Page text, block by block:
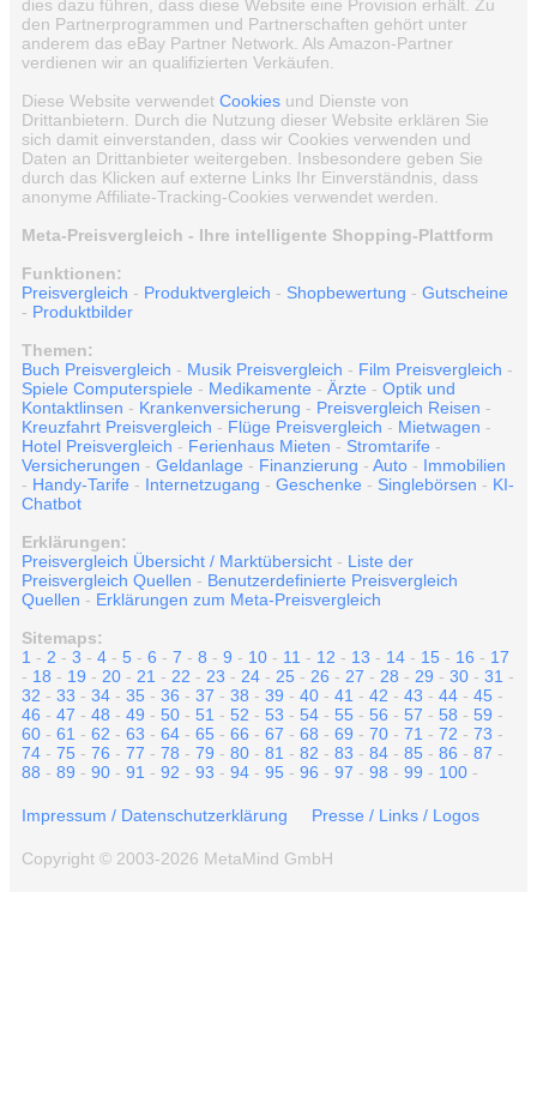
dies dazu führen, dass diese Website eine Provision erhält. Zu
den Partnerprogrammen und Partnerschaften gehört unter
anderem das eBay Partner Network. Als Amazon-Partner
verdienen wir an qualifizierten Verkäufen.
Diese Website verwendet Cookies und Dienste von
Drittanbietern. Durch die Nutzung dieser Website erklären Sie
sich damit einverstanden, dass wir Cookies verwenden und
Daten an Drittanbieter weitergeben. Insbesondere geben Sie
durch das Klicken auf externe Links Ihr Einverständnis, dass
anonyme Affiliate-Tracking-Cookies verwendet werden.
Meta-Preisvergleich - Ihre intelligente Shopping-Plattform
Funktionen:
Preisvergleich - Produktvergleich - Shopbewertung - Gutscheine
- Produktbilder
Themen:
Buch Preisvergleich - Musik Preisvergleich - Film Preisvergleich -
Spiele Computerspiele - Medikamente - Ärzte - Optik und
Kontaktlinsen - Krankenversicherung - Preisvergleich Reisen -
Kreuzfahrt Preisvergleich - Flüge Preisvergleich - Mietwagen -
Hotel Preisvergleich - Ferienhaus Mieten - Stromtarife -
Versicherungen - Geldanlage - Finanzierung - Auto - Immobilien
- Handy-Tarife - Internetzugang - Geschenke - Singlebörsen - KI-
Chatbot
Erklärungen:
Preisvergleich Übersicht / Marktübersicht - Liste der
Preisvergleich Quellen - Benutzerdefinierte Preisvergleich
Quellen - Erklärungen zum Meta-Preisvergleich
Sitemaps:
1 - 2 - 3 - 4 - 5 - 6 - 7 - 8 - 9 - 10 - 11 - 12 - 13 - 14 - 15 - 16 - 17
- 18 - 19 - 20 - 21 - 22 - 23 - 24 - 25 - 26 - 27 - 28 - 29 - 30 - 31 -
32 - 33 - 34 - 35 - 36 - 37 - 38 - 39 - 40 - 41 - 42 - 43 - 44 - 45 -
46 - 47 - 48 - 49 - 50 - 51 - 52 - 53 - 54 - 55 - 56 - 57 - 58 - 59 -
60 - 61 - 62 - 63 - 64 - 65 - 66 - 67 - 68 - 69 - 70 - 71 - 72 - 73 -
74 - 75 - 76 - 77 - 78 - 79 - 80 - 81 - 82 - 83 - 84 - 85 - 86 - 87 -
88 - 89 - 90 - 91 - 92 - 93 - 94 - 95 - 96 - 97 - 98 - 99 - 100 -
Impressum / Datenschutzerklärung Presse / Links / Logos
Copyright © 2003-2026 MetaMind GmbH